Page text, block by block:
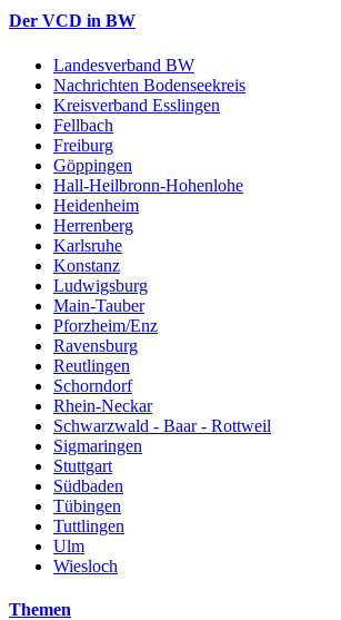
Der VCD in BW
Landesverband BW
Nachrichten Bodenseekreis
Kreisverband Esslingen
Fellbach
Freiburg
Göppingen
Hall-Heilbronn-Hohenlohe
Heidenheim
Herrenberg
Karlsruhe
Konstanz
Ludwigsburg
Main-Tauber
Pforzheim/Enz
Ravensburg
Reutlingen
Schorndorf
Rhein-Neckar
Schwarzwald - Baar - Rottweil
Sigmaringen
Stuttgart
Südbaden
Tübingen
Tuttlingen
Ulm
Wiesloch
Themen